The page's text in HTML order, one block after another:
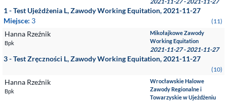
1 - Test Ujeżdżenia L, Zawody Working Equitation, 2021-11-27
Miejsce: 3 (11)
Hanna Rzeźnik
Bpk
Mikołajkowe Zawody
Working Equitation
2021-11-27 - 2021-11-27
3 - Test Zręczności L, Zawody Working Equitation, 2021-11-27
(10)
Hanna Rzeźnik
Bpk
Wrocławskie Halowe
Zawody Regionalne i
Towarzyskie w Ujeżdżeniu